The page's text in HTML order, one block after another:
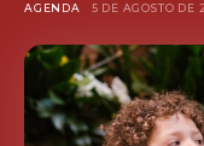
AGENDA 5 DE AGOSTO DE